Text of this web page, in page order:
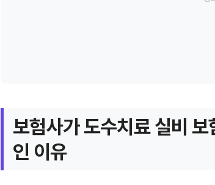
보험사가 도수치료 실비
인 이유